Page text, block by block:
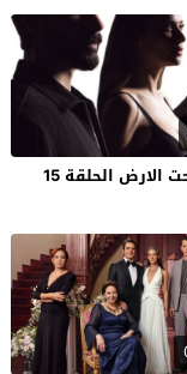
مسلسل تحت الارض الحلقة 15